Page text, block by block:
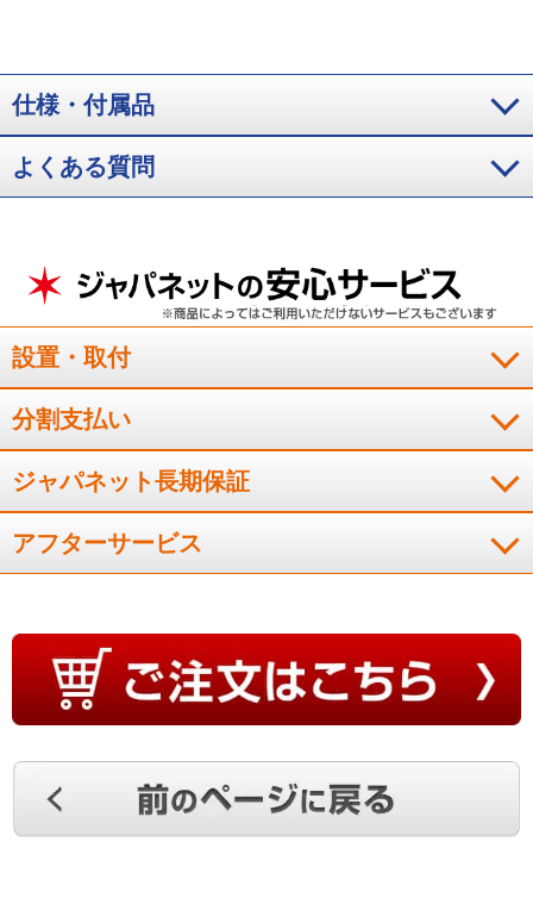
仕様・付属品
よくある質問
設置・取付
分割支払い
ジャパネット長期保証
アフターサービス